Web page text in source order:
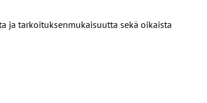
ja tarkoituksenmukaisuutta sekä oikaista